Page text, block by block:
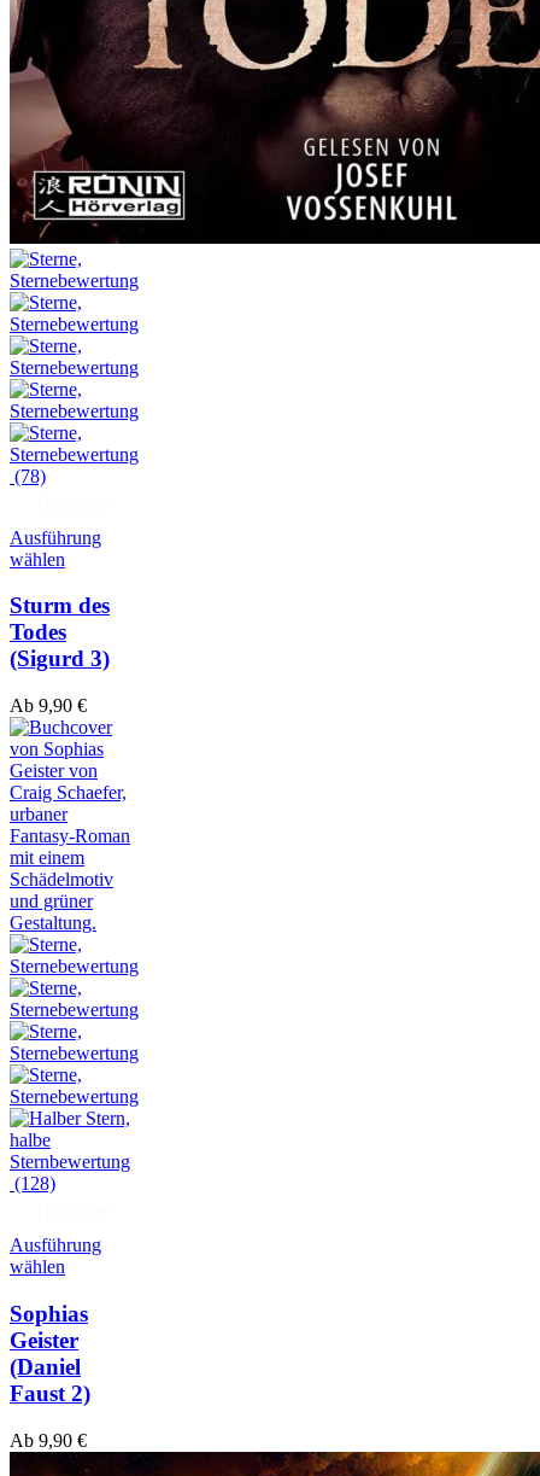
(78)
Ausführung
wählen
Sturm des
Todes
(Sigurd 3)
Ab 9,90 €
(128)
Ausführung
wählen
Sophias
Geister
(Daniel
Faust 2)
Ab 9,90 €